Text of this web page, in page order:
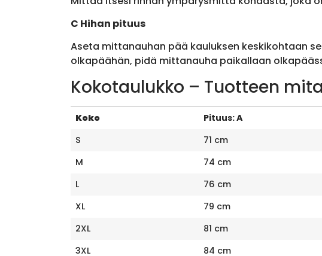
C Hihan pituus
Aseta mittanauhan pää kauluksen keskikohtaan
olkapäähän, pidä mittanauha paikallaan
Kokotaulukko – Tuotteen
Koko Pituus: A
S
71 cm
M
74 cm
L
76 cm
XL
79 cm
2XL
81 cm
3XL
84 cm